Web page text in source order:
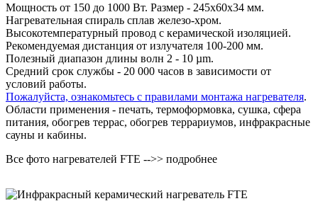
Мощность от 150 до 1000 Вт. Размер - 245x60x34 мм.
Нагревательная спираль сплав железо-хром.
Высокотемпературный провод с керамической изоляцией.
Рекомендуемая дистанция от излучателя 100-200 мм.
Полезный диапазон длины волн 2 - 10 µm.
Средний срок службы - 20 000 часов в зависимости от
условий работы.
Пожалуйста, ознакомьтесь с правилами монтажа нагревателя.
Области применения - печать, термоформовка, сушка, сфера
питания, обогрев террас, обогрев террариумов, инфракрасные
сауны и кабины.
Все фото нагревателей FTE -->> подробнее